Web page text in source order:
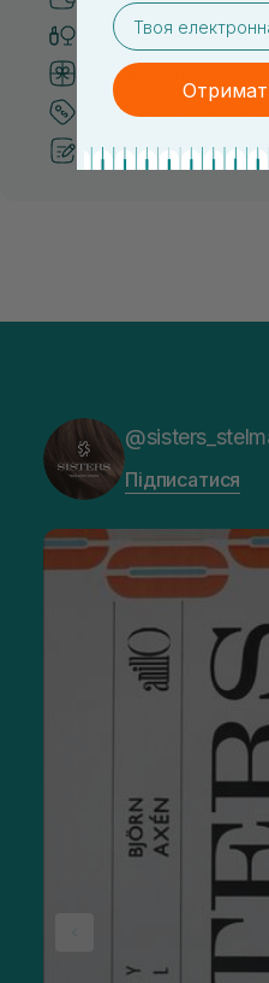
Тільки оригінальна
Система бонусів та
Кращі ціни та топ
Рекомендації від
Підписатися
email